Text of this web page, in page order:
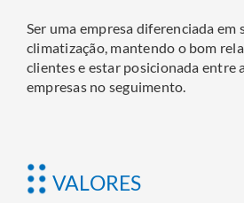
Ser uma empresa diferenciada em
climatização, mantendo o bom
clientes e estar posicionada entre
empresas no seguimento.
VALORES